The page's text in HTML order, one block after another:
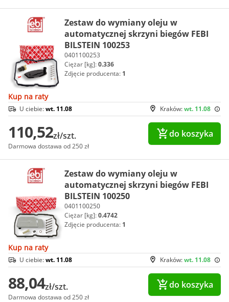
Zestaw do wymiany oleju w
automatycznej skrzyni biegów FEBI
BILSTEIN 100253
0401100253
Ciężar [kg]:0.336
Zdjęcie producenta: 1
Kup na raty
Kraków:wt. 11.08
U ciebie:wt. 11.08
110,52zł/szt.
Darmowa dostawa od 250 zł
do koszyka
Zestaw do wymiany oleju w
automatycznej skrzyni biegów FEBI
BILSTEIN 100250
0401100250
Ciężar [kg]:0.4742
Zdjęcie producenta: 1
Kup na raty
Kraków:wt. 11.08
U ciebie:wt. 11.08
88,04zł/szt.
Darmowa dostawa od 250 zł
do koszyka